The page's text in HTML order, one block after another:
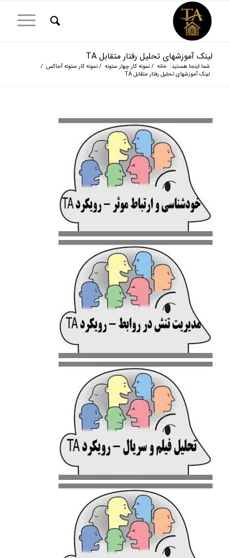
لینک آموزشهای تحلیل رفتار متقابل TA
شما اینجا هستید: خانه / نمونه کار چهار ستونه / نمونه کار ستونه آجاکس /
لینک آموزشهای تحلیل رفتار متقابل TA